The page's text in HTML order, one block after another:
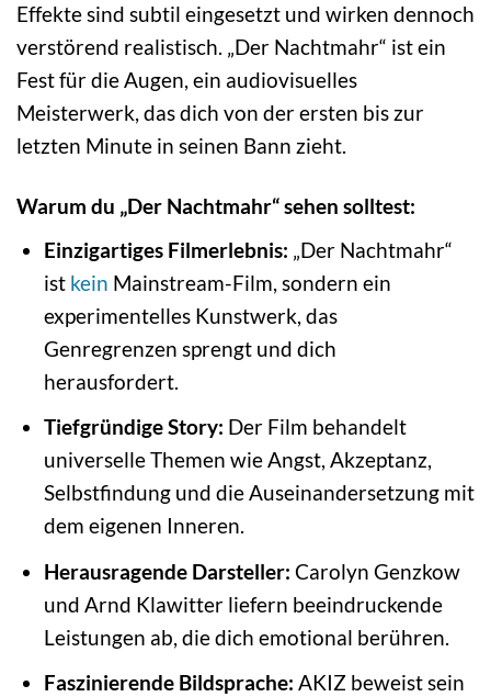
Effekte sind subtil eingesetzt und wirken dennoch
verstörend realistisch. „Der Nachtmahr“ ist ein
Fest für die Augen, ein audiovisuelles
Meisterwerk, das dich von der ersten bis zur
letzten Minute in seinen Bann zieht.
Warum du „Der Nachtmahr“ sehen solltest:
Einzigartiges Filmerlebnis: „Der Nachtmahr“
ist kein Mainstream-Film, sondern ein
experimentelles Kunstwerk, das
Genregrenzen sprengt und dich
herausfordert.
Tiefgründige Story: Der Film behandelt
universelle Themen wie Angst, Akzeptanz,
Selbstfindung und die Auseinandersetzung mit
dem eigenen Inneren.
Herausragende Darsteller: Carolyn Genzkow
und Arnd Klawitter liefern beeindruckende
Leistungen ab, die dich emotional berühren.
Faszinierende Bildsprache: AKIZ beweist sein